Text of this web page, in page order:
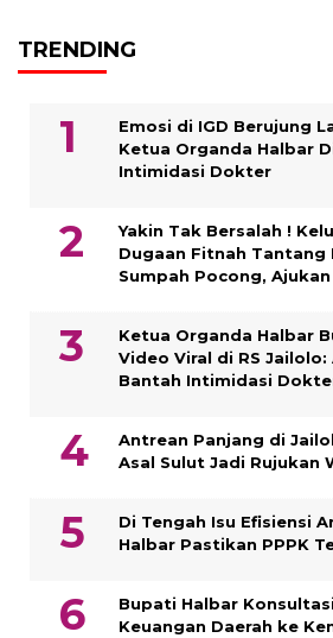
TRENDING
Emosi di IGD Berujung
Ketua Organda Halbar
Intimidasi Dokter
Yakin Tak Bersalah !
Dugaan Fitnah Tantang
Sumpah Pocong,
Ketua Organda Halbar
Video Viral di RS Jailolo:
Bantah Intimidasi
Antrean Panjang di
Asal Sulut Jadi Rujukan
Di Tengah Isu Efisiensi
Halbar Pastikan PPPK
Bupati Halbar
Keuangan Daerah ke